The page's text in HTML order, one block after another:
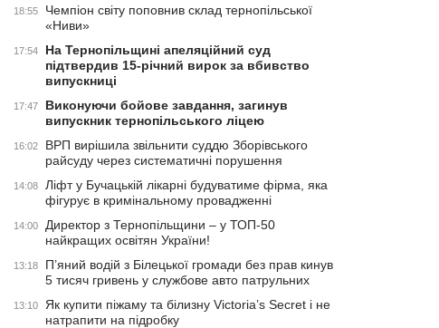
18:55
Чемпіон світу поповнив склад тернопільської
«Ниви»
17:54
На Тернопільщині апеляційний суд
підтвердив 15-річний вирок за вбивство
випускниці
17:47
Виконуючи бойове завдання, загинув
випускник тернопільського ліцею
16:02
ВРП вирішила звільнити суддю Зборівського
райсуду через систематичні порушення
14:08
Ліфт у Бучацькій лікарні будуватиме фірма, яка
фігурує в кримінальному провадженні
14:00
Директор з Тернопільщини – у ТОП-50
найкращих освітян України!
13:18
П’яний водій з Білецької громади без прав кинув
5 тисяч гривень у службове авто патрульних
13:10
Як купити піжаму та білизну Victoria’s Secret і не
натрапити на підробку